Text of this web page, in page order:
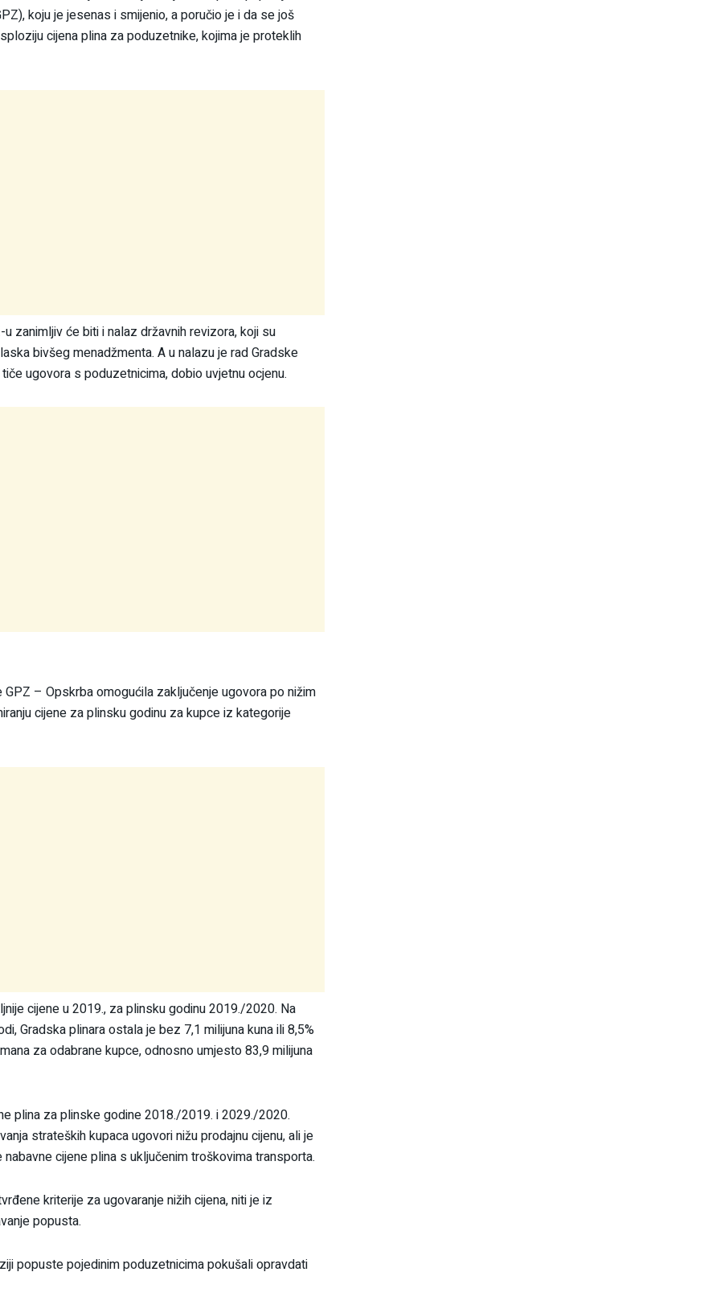
koju je jesenas i smijenio, a poručio je i da se još
cijena plina za poduzetnike, kojima je proteklih
zanimljiv će biti i nalaz državnih revizora, koji su
bivšeg menadžmenta. A u nalazu je rad Gradske
ugovora s poduzetnicima, dobio uvjetnu ocjenu.
– Opskrba omogućila zaključenje ugovora po nižim
cijene za plinsku godinu za kupce iz kategorije
cijene u 2019., za plinsku godinu 2019./2020. Na
Gradska plinara ostala je bez 7,1 milijuna kuna ili 8,5%
za odabrane kupce, odnosno umjesto 83,9 milijuna
plina za plinske godine 2018./2019. i 2029./2020.
strateških kupaca ugovori nižu prodajnu cijenu, ali je
cijene plina s uključenim troškovima transporta.
kriterije za ugovaranje nižih cijena, niti je iz
popusta.
popuste pojedinim poduzetnicima pokušali opravdati